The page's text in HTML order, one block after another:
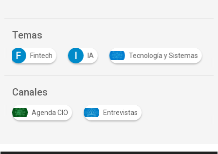
Temas
F
Fintech I IA Tecnología y Sistemas
Canales
Agenda CIO Entrevistas